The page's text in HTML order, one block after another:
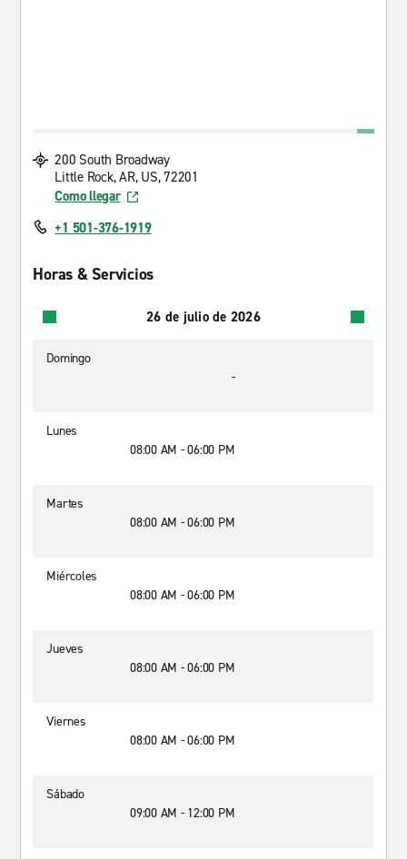
200 South Broadway
Little Rock, AR, US, 72201
Como llegar
+1 501-376-1919
Horas & Servicios
26 de julio de 2026
Domingo
-
Lunes
08:00 AM - 06:00 PM
Martes
08:00 AM - 06:00 PM
Miércoles
08:00 AM - 06:00 PM
Jueves
08:00 AM - 06:00 PM
Viernes
08:00 AM - 06:00 PM
Sábado
09:00 AM - 12:00 PM